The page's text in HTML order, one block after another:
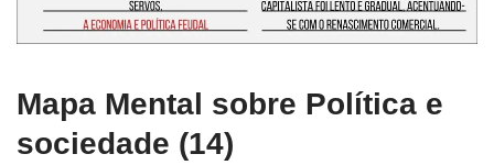
Mapa Mental sobre Política e
sociedade (14)